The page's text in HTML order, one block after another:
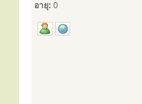
อายุ: 0